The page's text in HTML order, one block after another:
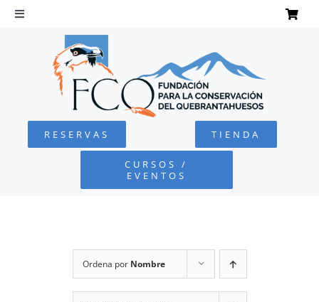
Saltar
Toggle
Navigation
QUEBRANTAHUESOS
FUNDACIÓN
RESERVAS TIENDA
CURSOS /
EVENTOS
Ordena por Nombre